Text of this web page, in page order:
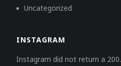
Uncategorized
INSTAGRAM
Instagram did not return a 200.